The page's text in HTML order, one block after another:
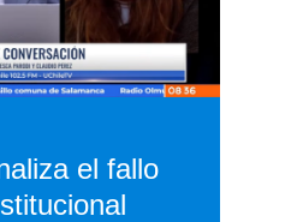
el fallo